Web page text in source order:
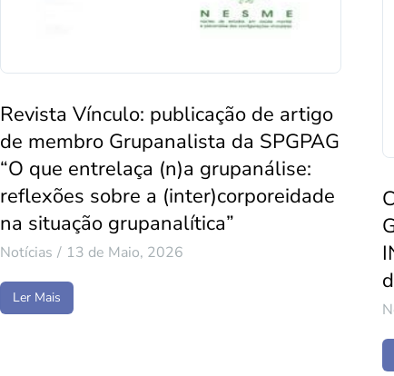
Revista Vínculo: publicação de artigo
de membro Grupanalista da SPGPAG
“O que entrelaça (n)a grupanálise:
reflexões sobre a (inter)corporeidade
na situação grupanalítica”
Notícias 13 de Maio, 2026
Ler Mais